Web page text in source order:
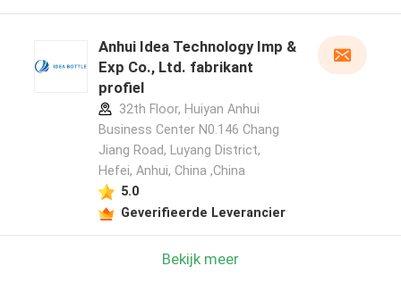
Anhui Idea Technology Imp &
Exp Co., Ltd. fabrikant
profiel
32th Floor, Huiyan Anhui
Business Center N0.146 Chang
Jiang Road, Luyang District,
Hefei, Anhui, China ,China
5.0
Geverifieerde Leverancier
Bekijk meer